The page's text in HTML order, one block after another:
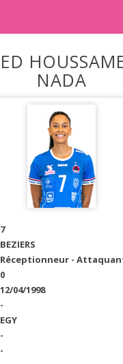
NADA
7
BEZIERS
Réceptionneur -
0
12/04/1998
-
EGY
-
-